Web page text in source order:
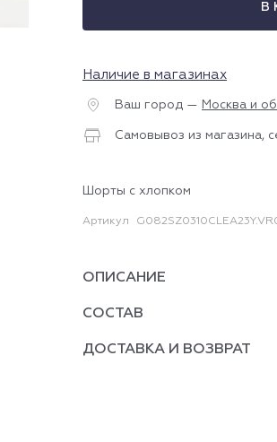
В
Наличие в магазинах
Ваш город — Москва и
Самовывоз из магазина,
Шорты с хлопком
Артикул
ОПИСАНИЕ
СОСТАВ
ДОСТАВКА И ВОЗВРАТ